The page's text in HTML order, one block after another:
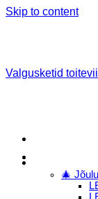
Skip to content
🎄
Valgusketid